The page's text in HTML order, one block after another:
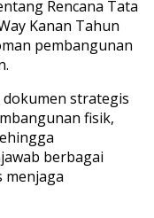
Rencana Tata
Kanan Tahun
pembangunan
strategis
fisik,
berbagai
menjaga